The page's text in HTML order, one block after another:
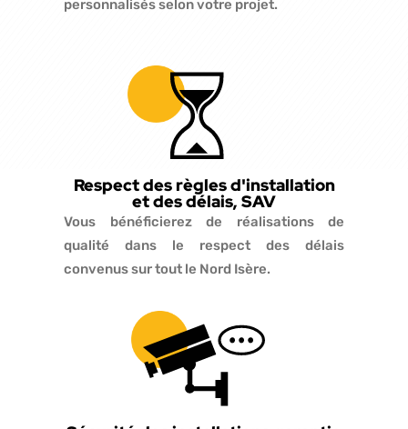
personnalisés selon votre projet.
Respect des règles d'installation
et des délais, SAV
Vous bénéficierez de réalisations de
qualité dans le respect des délais
convenus sur tout le Nord Isère.